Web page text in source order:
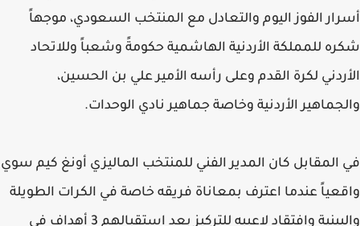
أسرار الفوز اليوم والتعادل مع المنتخب السعودي، موجهاً
شكره للمملكة الأردنية الهاشمية حكومةً وشعباً وللاتحاد
الأردني لكرة القدم وعلى رأسه الأمير علي بن الحسين،
والجماهير الأردنية وخاصة جماهير نادي الوحدات.
في المقابل كان المدير الفني للمنتخب الماليزي أونغ كيم سوي
واقعياً عندما اعترف بمعاناة فريقه خاصة في الكرات الطويلة
والبينية وافتقاد لاعبيه للتركيز بعد استقبالهم 3 أهداف في